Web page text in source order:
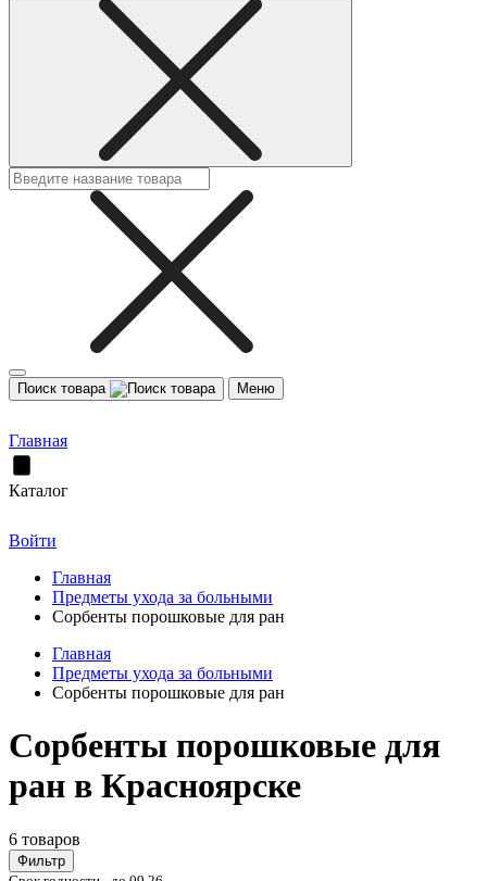
Поиск товара Меню
Главная
Каталог
Войти
Главная
Предметы ухода за больными
Сорбенты порошковые для ран
Главная
Предметы ухода за больными
Сорбенты порошковые для ран
Сорбенты порошковые для
ран в Красноярске
6 товаров
Фильтр